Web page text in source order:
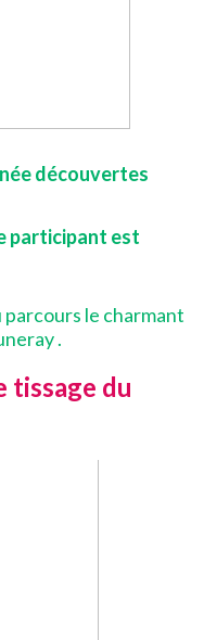
découvertes
participant est
le charmant
.
tissage du